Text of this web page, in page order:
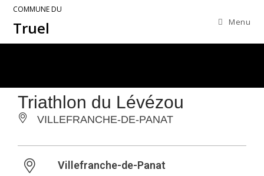
COMMUNE DU
Truel Menu
Triathlon du Lévézou
VILLEFRANCHE-DE-PANAT
Villefranche-de-Panat